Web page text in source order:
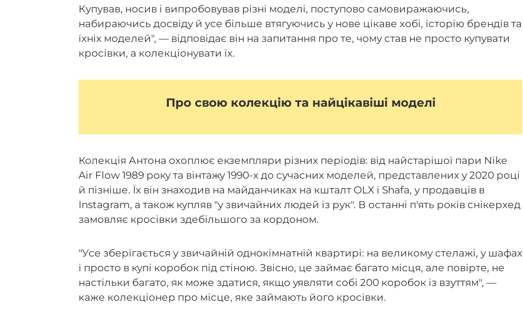
Купував, носив і випробовував різні моделі, поступово самовиражаючись,
набираючись досвіду й усе більше втягуючись у нове цікаве хобі, історію брендів та
їхніх моделей", — відповідає він на запитання про те, чому став не просто купувати
кросівки, а колекціонувати їх.
Про свою колекцію та найцікавіші моделі
Колекція Антона охоплює екземпляри різних періодів: від найстарішої пари Nike
Air Flow 1989 року та вінтажу 1990-х до сучасних моделей, представлених у 2020 році
й пізніше. Їх він знаходив на майданчиках на кшталт OLX і Shafa, у продавців в
Instagram, а також купляв "у звичайних людей із рук". В останні п'ять років снікерхед
замовляє кросівки здебільшого за кордоном.
"Усе зберігається у звичайній однокімнатній квартирі: на великому стелажі, у шафах
і просто в купі коробок під стіною. Звісно, це займає багато місця, але повірте, не
настільки багато, як може здатися, якщо уявляти собі 200 коробок із взуттям", —
каже колекціонер про місце, яке займають його кросівки.